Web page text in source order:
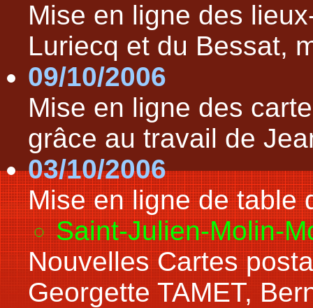
Mise en ligne des
Luriecq et du Bessat,
09/10/2006
Mise en ligne des
grâce au travail de
03/10/2006
Mise en ligne de table
Saint-Julien-Molin-
Nouvelles Cartes
Georgette TAMET,